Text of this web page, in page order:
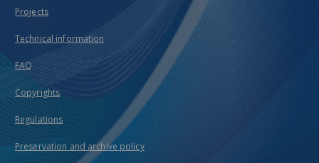
Projects
Technical information
FAQ
Copyrights
Regulations
Preservation and archive policy